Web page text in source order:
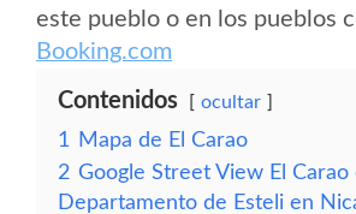
este pueblo o en los pueblos
Booking.com
Contenidos ocultar
1
Mapa de El Carao
2 Google Street View El Carao
Departamento de Esteli en